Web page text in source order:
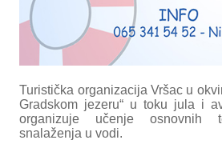
Turistička organizacija Vršac u
Gradskom jezeru“ u toku jula i
organizuje učenje osnovnih
snalaženja u vodi.